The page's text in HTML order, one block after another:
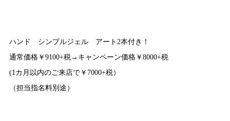
ハンド シンプルジェル アート2本付き！
通常価格￥9100+税→キャンペーン価格￥8000+税
(1カ月以内のご来店で￥7000+税）
（担当指名料別途）